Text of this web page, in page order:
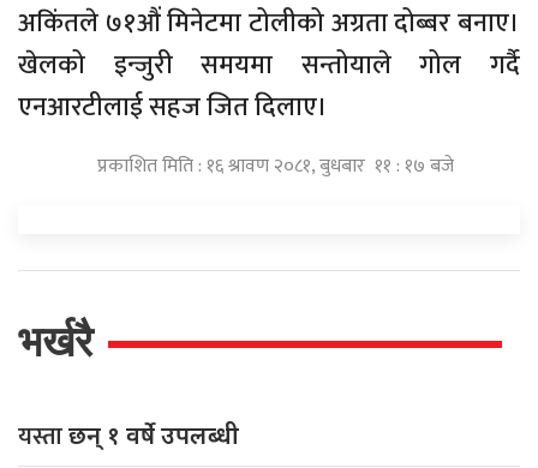
अकिंतले ७१औं मिनेटमा टोलीको अग्रता दोब्बर बनाए।
खेलको इन्जुरी समयमा सन्तोयाले गोल गर्दै
एनआरटीलाई सहज जित दिलाए।
प्रकाशित मिति : १६ श्रावण २०८१, बुधबार ११ : १७ बजे
भर्खरै
यस्ताछन् १ वर्षे उपलब्धी